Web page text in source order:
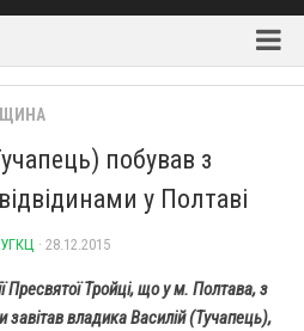
Чудотворця (м. Харків)
парафія (м. Харків)
(м. Харків)
монастир отців Василіян (смт.
побував з
у Полтаві
· 28.12.2015
Пресвятої Тройці, що у м. Полтава, з
владика Василій (Тучапець),